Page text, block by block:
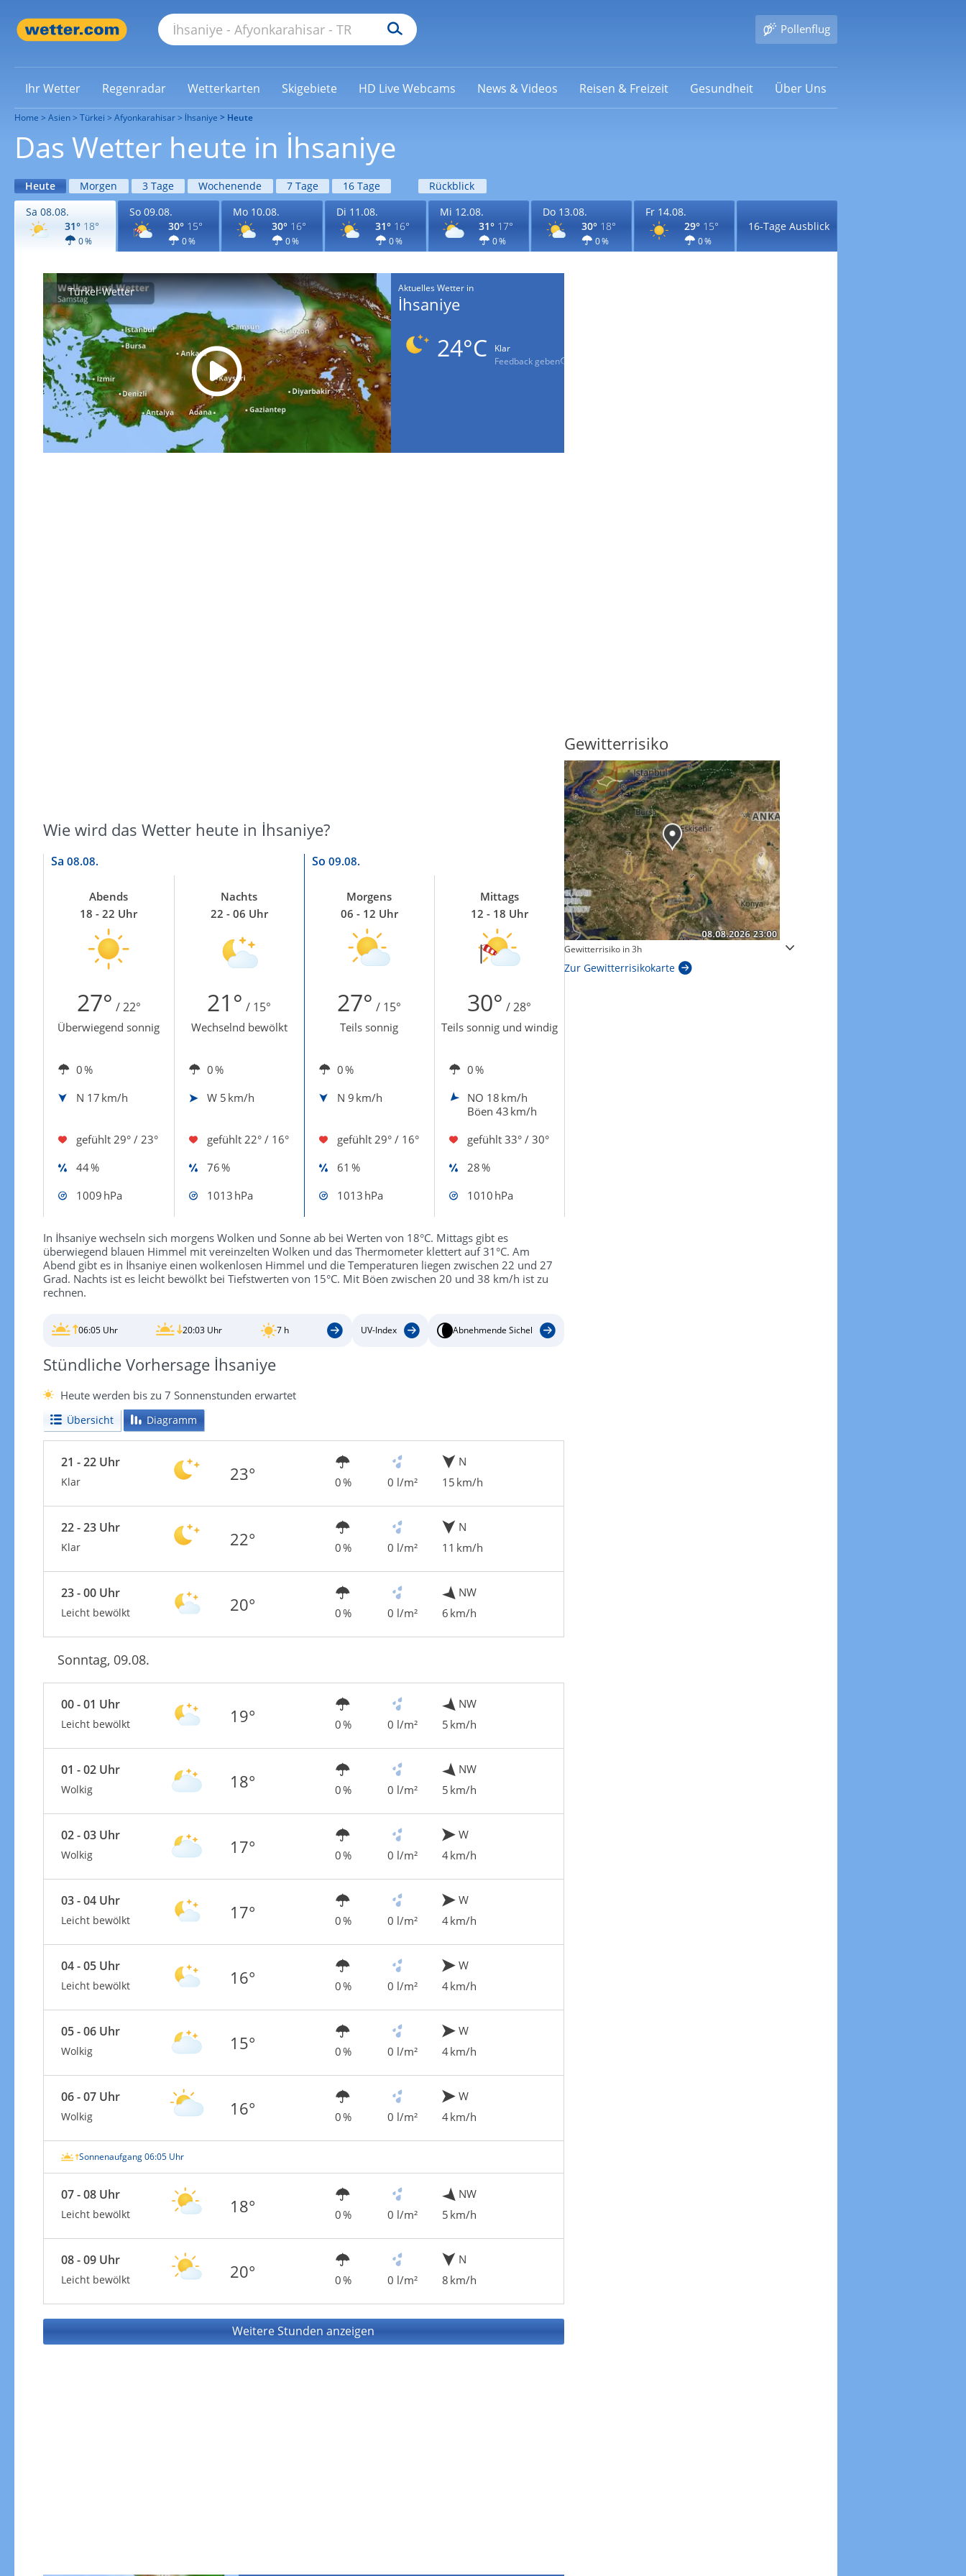
Pollenflug
Ihr Wetter Regenradar Wetterkarten Skigebiete HD Live Webcams News & Videos Reisen & Freizeit Gesundheit Über Uns
Home Asien Türkei Afyonkarahisar İhsaniye Heute
Das Wetter heute in İhsaniye
Heute Morgen 3 Tage Wochenende 7 Tage 16 Tage
Rückblick
Sa 08.08.
31° 18°
0 %
So 09.08.
30° 15°
0 %
Mo 10.08.
30° 16°
0 %
Di 11.08.
31° 16°
0 %
Mi 12.08.
31° 17°
0 %
Do 13.08.
30° 18°
0 %
Fr 14.08.
29° 15°
0 %
16-Tage Ausblick
Türkei-Wetter Aktuelles Wetter in
İhsaniye
24°C
Klar
Feedback geben
Wie wird das Wetter heute in İhsaniye?
Sa 08.08. So 09.08.
Abends
18 - 22 Uhr
Nachts
22 - 06 Uhr
Morgens
06 - 12 Uhr
Mittags
12 - 18 Uhr
27° / 22° 21° / 15° 27° / 15° 30° / 28°
Überwiegend sonnig Wechselnd bewölkt Teils sonnig Teils sonnig und windig
0 % 0 % 0 %
0 %
N 17 km/h W 5 km/h N 9 km/h NO 18 km/h
Böen 43 km/h
gefühlt 29° / 23° gefühlt 22° / 16° gefühlt 29° / 16° gefühlt 33° / 30°
44 %
76 % 61 %
28 %
1009 hPa
1013 hPa 1013 hPa 1010 hPa
In İhsaniye wechseln sich morgens Wolken und Sonne ab bei Werten von 18°C. Mittags gibt es
überwiegend blauen Himmel mit vereinzelten Wolken und das Thermometer klettert auf 31°C. Am
Abend gibt es in İhsaniye einen wolkenlosen Himmel und die Temperaturen liegen zwischen 22 und 27
Grad. Nachts ist es leicht bewölkt bei Tiefstwerten von 15°C. Mit Böen zwischen 20 und 38 km/h ist zu
rechnen.
06:05 Uhr 20:03 Uhr 7 h UV-Index Abnehmende Sichel
Stündliche Vorhersage İhsaniye
Heute werden bis zu 7 Sonnenstunden erwartet
Übersicht Diagramm
21 - 22 Uhr
Klar 23° 0 % 0 l/m²
N
15 km/h
22 - 23 Uhr
Klar 22° 0 % 0 l/m²
N
11 km/h
23 - 00 Uhr
Leicht bewölkt 20° 0 % 0 l/m²
NW
6 km/h
Sonntag, 09.08.
00 - 01 Uhr
Leicht bewölkt 19° 0 % 0 l/m²
NW
5 km/h
01 - 02 Uhr
Wolkig 18° 0 % 0 l/m²
NW
5 km/h
02 - 03 Uhr
Wolkig 17° 0 % 0 l/m²
W
4 km/h
03 - 04 Uhr
Leicht bewölkt 17° 0 % 0 l/m²
W
4 km/h
04 - 05 Uhr
Leicht bewölkt 16° 0 % 0 l/m²
W
4 km/h
05 - 06 Uhr
Wolkig 15° 0 % 0 l/m²
W
4 km/h
06 - 07 Uhr
Wolkig 16° 0 % 0 l/m²
W
4 km/h
Sonnenaufgang 06:05 Uhr
07 - 08 Uhr
Leicht bewölkt 18° 0 % 0 l/m²
NW
5 km/h
08 - 09 Uhr
Leicht bewölkt 20° 0 % 0 l/m²
N
8 km/h
Weitere Stunden anzeigen
Windgeschwindigkeiten in 3h
Zur Windgeschwindigkeitenkarte
Sonnenschein heute
Zur Sonnenscheindauerkarte
Gewitterrisiko
Gewitterrisiko in 3h
Zur Gewitterrisikokarte
Windböen heute